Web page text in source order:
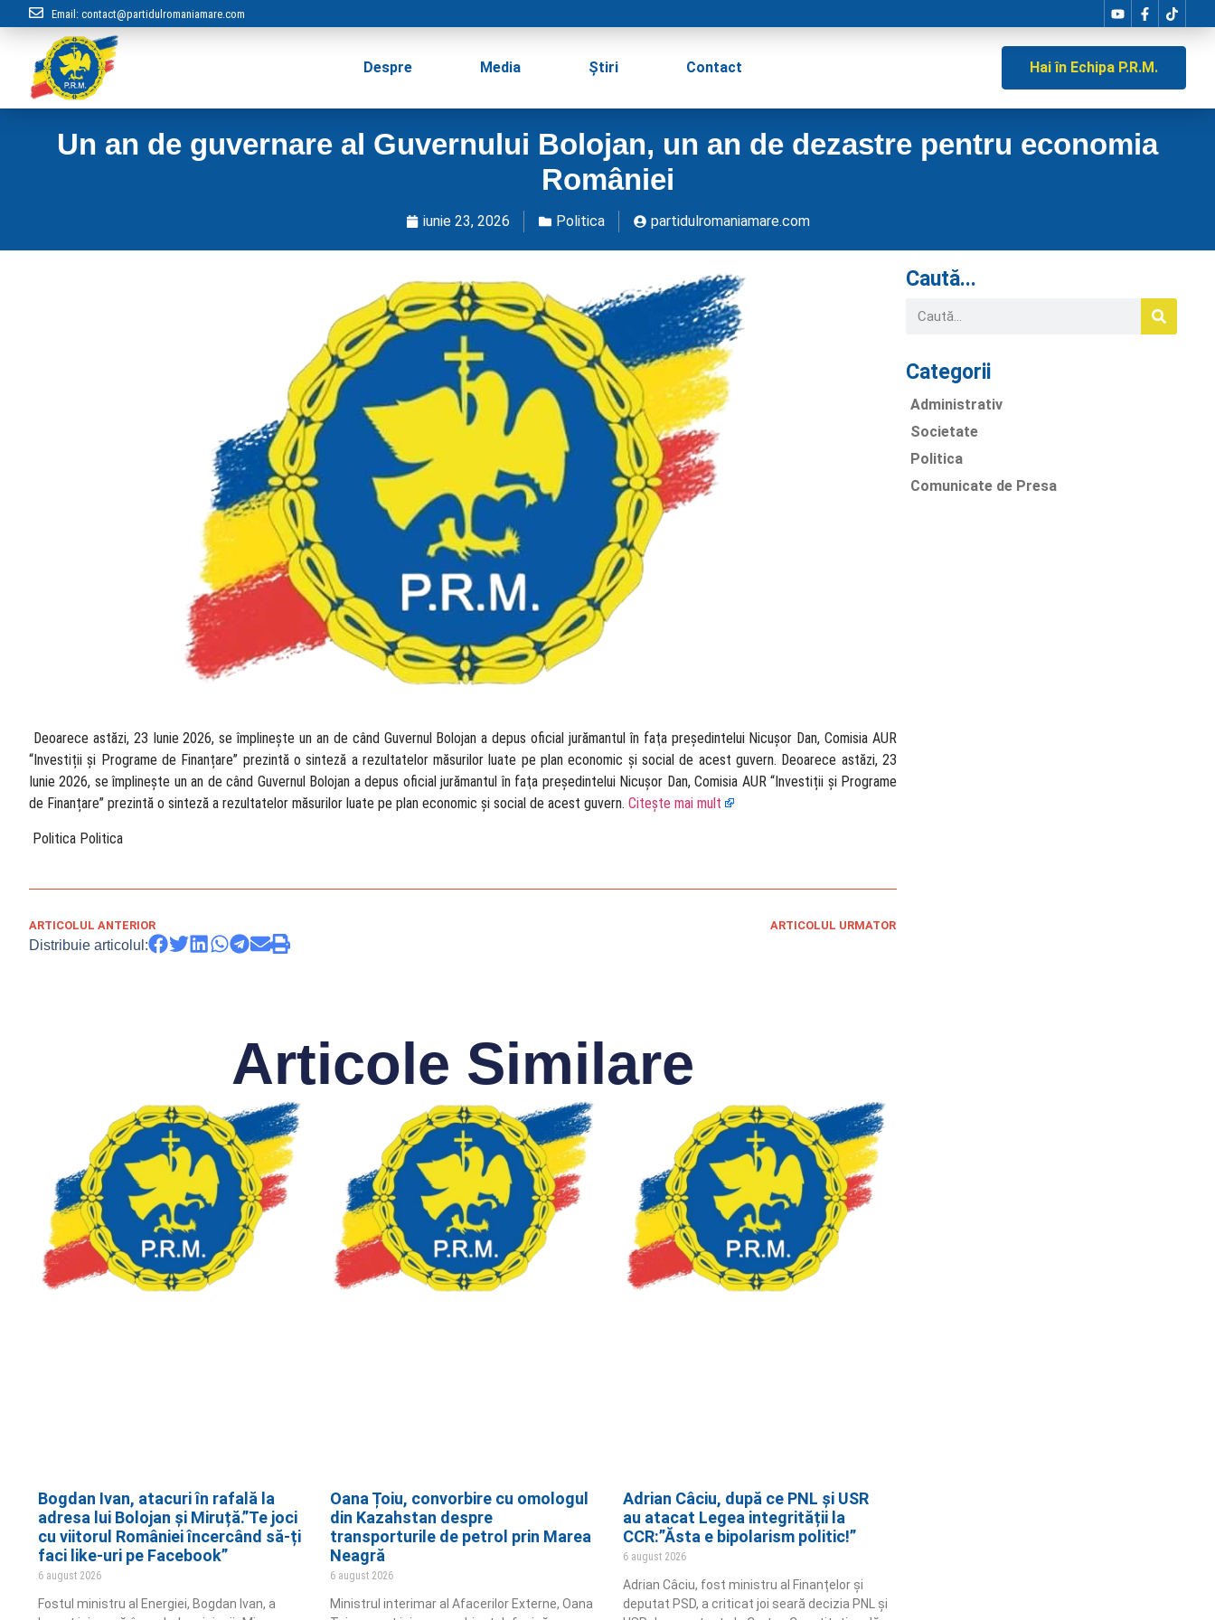
Email: contact@partidulromaniamare.com
Despre Media Știri Contact Hai în Echipa P.R.M.
Un an de guvernare al Guvernului Bolojan, un an de dezastre pentru economia
României
iunie 23, 2026 Politica partidulromaniamare.com
​ Deoarece astăzi, 23 Iunie 2026, se împlinește un an de când Guvernul Bolojan a depus oficial jurămantul în faţa preşedintelui Nicuşor Dan, Comisia AUR
“Investiții și Programe de Finanțare” prezintă o sinteză a rezultatelor măsurilor luate pe plan economic și social de acest guvern. Deoarece astăzi, 23
Iunie 2026, se împlinește un an de când Guvernul Bolojan a depus oficial jurămantul în faţa preşedintelui Nicuşor Dan, Comisia AUR “Investiții și Programe
de Finanțare” prezintă o sinteză a rezultatelor măsurilor luate pe plan economic și social de acest guvern. Citește mai mult
​ Politica Politica
ARTICOLUL ANTERIOR ARTICOLUL URMATOR
Distribuie articolul:
Articole Similare
Bogdan Ivan, atacuri în rafală la
adresa lui Bolojan și Miruță.”Te joci
cu viitorul României încercând să-ți
faci like-uri pe Facebook”
6 august 2026
Fostul ministru al Energiei, Bogdan Ivan, a
Oana Țoiu, convorbire cu omologul
din Kazahstan despre
transporturile de petrol prin Marea
Neagră
6 august 2026
Ministrul interimar al Afacerilor Externe, Oana
Adrian Câciu, după ce PNL și USR
au atacat Legea integrității la
CCR:”Ăsta e bipolarism politic!”
6 august 2026
Adrian Câciu, fost ministru al Finanțelor și
deputat PSD, a criticat joi seară decizia PNL și
Caută...
Categorii
Administrativ
Societate
Politica
Comunicate de Presa